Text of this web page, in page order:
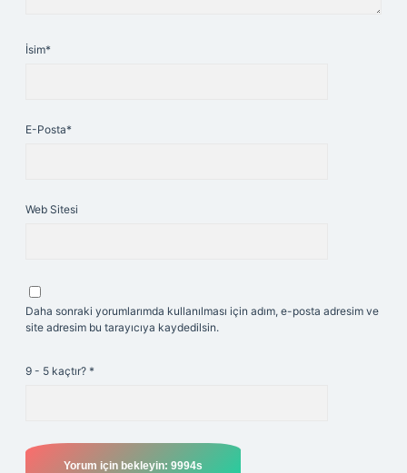
İsim*
E-Posta*
Web Sitesi
Daha sonraki yorumlarımda kullanılması için adım, e-posta adresim ve
site adresim bu tarayıcıya kaydedilsin.
9 - 5 kaçtır? *